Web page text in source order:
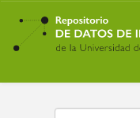
Ir
contenido
principal
Buscar